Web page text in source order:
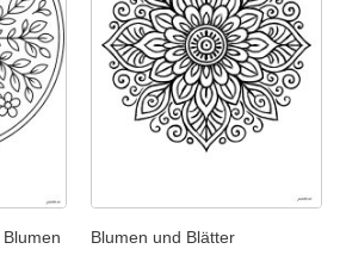
Blumen und Blätter